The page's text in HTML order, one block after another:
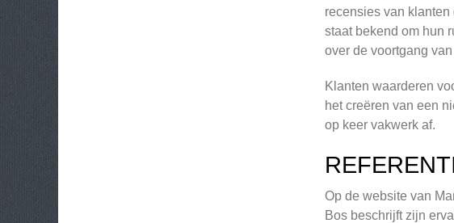
recensies van
staat bekend om hun
over de voortgang
Klanten waarderen
het creëren van een
op keer vakwerk af.
Op de website van
Bos beschrijft zijn